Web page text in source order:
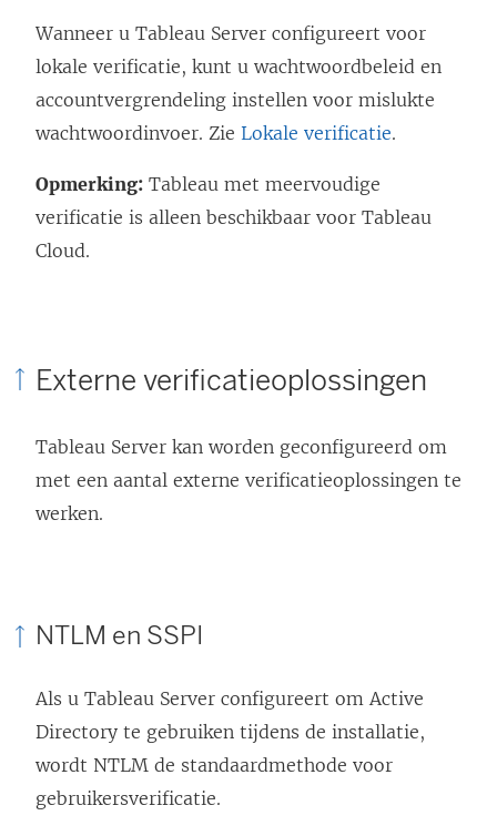
o
r
d
t
n
e
e
t
r
g
e
o
Wanneer u Tableau Server configureert voor
lokale verificatie, kunt u wachtwoordbeleid en
accountvergrendeling instellen voor mislukte
wachtwoordinvoer. Zie Lokale verificatie.
Opmerking: Tableau met meervoudige
verificatie is alleen beschikbaar voor Tableau
Cloud.
Externe verificatieoplossingen
Tableau Server kan worden geconfigureerd om
met een aantal externe verificatieoplossingen te
werken.
NTLM en SSPI
Als u Tableau Server configureert om Active
Directory te gebruiken tijdens de installatie,
wordt NTLM de standaardmethode voor
gebruikersverificatie.